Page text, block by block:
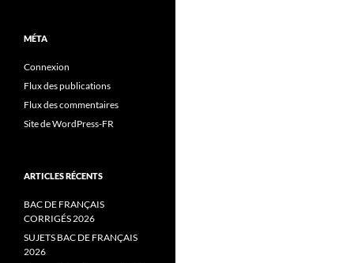
MÉTA
Connexion
Flux des publications
Flux des commentaires
Site de WordPress-FR
ARTICLES RÉCENTS
BAC DE FRANÇAIS
CORRIGÉS 2026
SUJETS BAC DE FRANÇAIS
2026